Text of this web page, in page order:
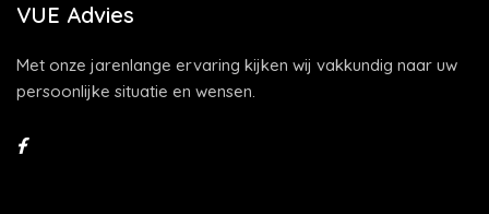
VUE Advies
Met onze jarenlange ervaring kijken wij vakkundig naar uw
persoonlijke situatie en wensen.